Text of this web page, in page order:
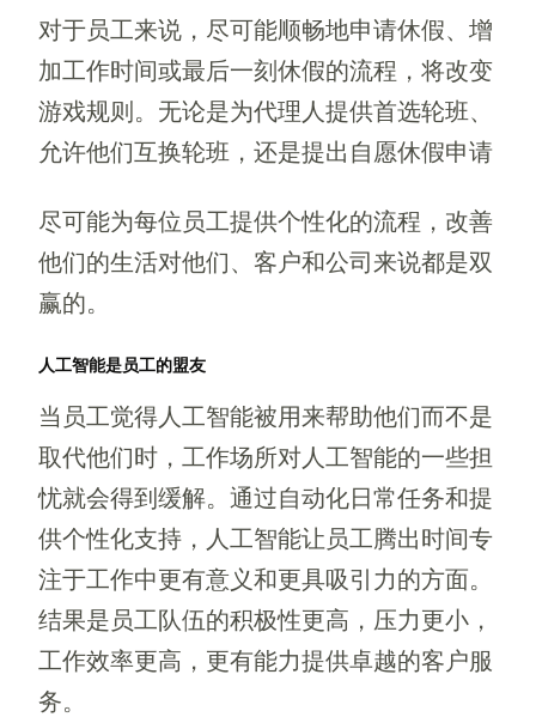
对于员工来说，尽可能顺畅地申请休假、增
加工作时间或最后一刻休假的流程，将改变
游戏规则。无论是为代理人提供首选轮班、
允许他们互换轮班，还是提出自愿休假申请
尽可能为每位员工提供个性化的流程，改善
他们的生活对他们、客户和公司来说都是双
赢的。
人工智能是员工的盟友
当员工觉得人工智能被用来帮助他们而不是
取代他们时，工作场所对人工智能的一些担
忧就会得到缓解。通过自动化日常任务和提
供个性化支持，人工智能让员工腾出时间专
注于工作中更有意义和更具吸引力的方面。
结果是员工队伍的积极性更高，压力更小，
工作效率更高，更有能力提供卓越的客户服
务。